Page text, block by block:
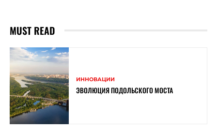
MUST READ
ИННОВАЦИИ
ЭВОЛЮЦИЯ ПОДОЛЬСКОГО МОСТА